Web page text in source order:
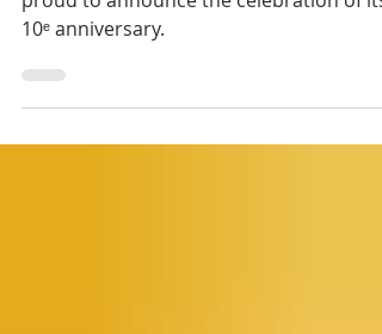
The Bayon Pastry and Bakery School is
10ᵉ anniversary.